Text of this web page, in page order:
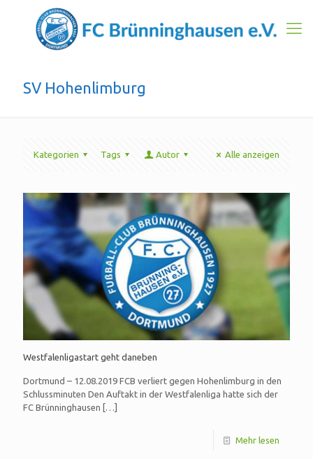
SV Hohenlimburg
Kategorien Tags Autor Alle anzeigen
Westfalenligastart geht daneben
Dortmund – 12.08.2019 FCB verliert gegen Hohenlimburg in den
Schlussminuten Den Auftakt in der Westfalenliga hatte sich der
FC Brünninghausen […]
Mehr lesen